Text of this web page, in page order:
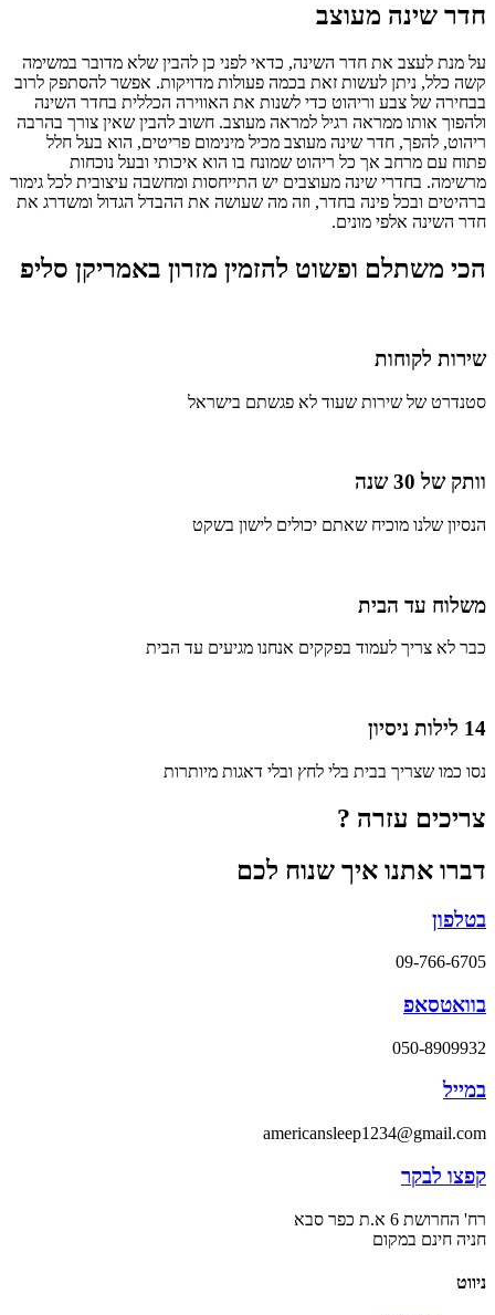
חדר שינה מעוצב
על מנת לעצב את חדר השינה, כדאי לפני כן להבין שלא מדובר במשימה
קשה כלל, ניתן לעשות זאת בכמה פעולות מדויקות. אפשר להסתפק לרוב
בבחירה של צבע וריהוט כדי לשנות את האווירה הכללית בחדר השינה
ולהפוך אותו ממראה רגיל למראה מעוצב. חשוב להבין שאין צורך בהרבה
ריהוט, להפך, חדר שינה מעוצב מכיל מינימום פריטים, הוא בעל חלל
פתוח עם מרחב אך כל ריהוט שמונח בו הוא איכותי ובעל נוכחות
מרשימה. בחדרי שינה מעוצבים יש התייחסות ומחשבה עיצובית לכל גימור
ברהיטים ובכל פינה בחדר, וזה מה שעושה את ההבדל הגדול ומשדרג את
חדר השינה אלפי מונים.
הכי משתלם ופשוט להזמין מזרון באמריקן סליפ
שירות לקוחות
סטנדרט של שירות שעוד לא פגשתם בישראל
וותק של 30 שנה
הנסיון שלנו מוכיח שאתם יכולים לישון בשקט
משלוח עד הבית
כבר לא צריך לעמוד בפקקים אנחנו מגיעים עד הבית
14 לילות ניסיון
נסו כמו שצריך בבית בלי לחץ ובלי דאגות מיותרות
צריכים עזרה ?
דברו אתנו איך שנוח לכם
בטלפון
09-766-6705
בוואטסאפ
050-8909932
במייל
americansleep1234@gmail.com
קפצו לבקר
רח' החרושת 6 א.ת כפר סבא
חניה חינם במקום
ניווט